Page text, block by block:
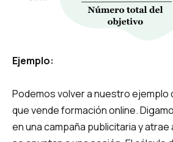
Ejemplo:
Podemos volver a nuestro ejemplo
que vende formación online.
en una campaña publicitaria y